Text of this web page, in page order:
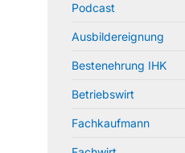
Podcast
Ausbildereignung
Bestenehrung IHK
Betriebswirt
Fachkaufmann